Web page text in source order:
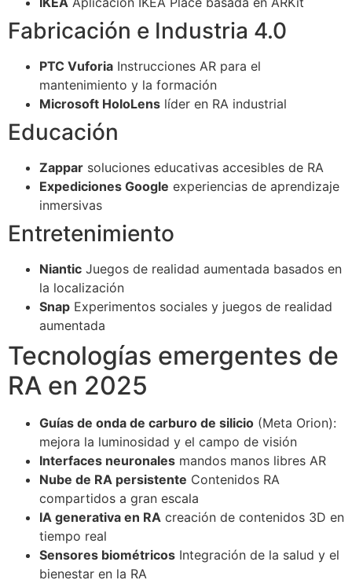
Fabricación e Industria 4.0
PTC Vuforia Instrucciones AR para el
mantenimiento y la formación
Microsoft HoloLens líder en RA industrial
Educación
Zappar soluciones educativas accesibles de RA
Expediciones Google experiencias de aprendizaje
inmersivas
Entretenimiento
Niantic Juegos de realidad aumentada basados en
la localización
Snap Experimentos sociales y juegos de realidad
aumentada
Tecnologías emergentes de
RA en 2025
Guías de onda de carburo de silicio (Meta Orion):
mejora la luminosidad y el campo de visión
Interfaces neuronales mandos manos libres AR
Nube de RA persistente Contenidos RA
compartidos a gran escala
IA generativa en RA creación de contenidos 3D en
tiempo real
Sensores biométricos Integración de la salud y el
bienestar en la RA